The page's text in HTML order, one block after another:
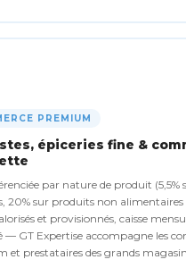
PREMIUM
épiceries fine &
par nature de produit (5,5%
20% sur produits non alimentaires
et provisionnés, caisse
— GT Expertise accompagne les
et prestataires des grands